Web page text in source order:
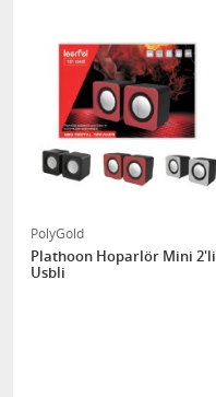
PolyGold
Plathoon Hoparlör Mini 2'li
Usbli